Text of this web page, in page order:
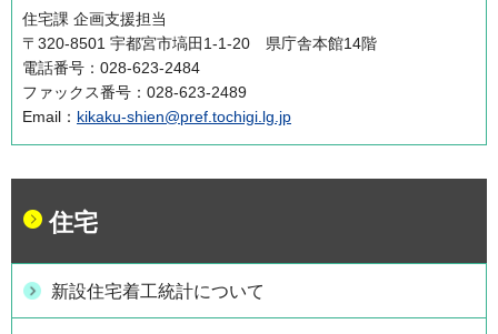
住宅課 企画支援担当
〒320-8501 宇都宮市塙田1-1-20 県庁舎本館14階
電話番号：028-623-2484
ファックス番号：028-623-2489
Email： kikaku-shien@pref.tochigi.lg.jp
住宅
新設住宅着工統計について